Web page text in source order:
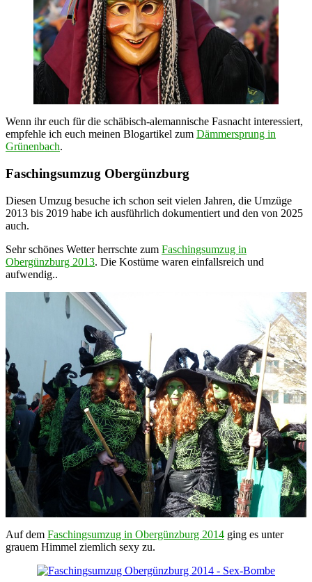
Wenn ihr euch für die schäbisch-alemannische Fasnacht interessiert,
empfehle ich euch meinen Blogartikel zum Dämmersprung in
Grünenbach.
Faschingsumzug Obergünzburg
Diesen Umzug besuche ich schon seit vielen Jahren, die Umzüge
2013 bis 2019 habe ich ausführlich dokumentiert und den von 2025
auch.
Sehr schönes Wetter herrschte zum Faschingsumzug in
Obergünzburg 2013. Die Kostüme waren einfallsreich und
aufwendig..
Auf dem Faschingsumzug in Obergünzburg 2014 ging es unter
grauem Himmel ziemlich sexy zu.